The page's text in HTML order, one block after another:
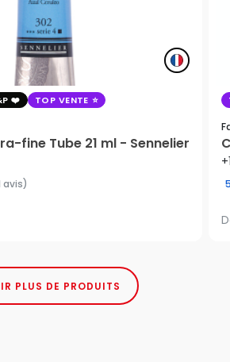
TOP VENTE
fine Tube 21 ml - Sennelier
avis)
PLUS DE PRODUITS